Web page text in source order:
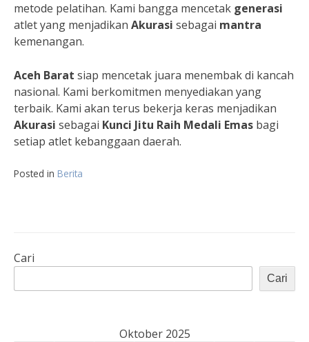
metode pelatihan. Kami bangga mencetak generasi
atlet yang menjadikan Akurasi sebagai mantra
kemenangan.
Aceh Barat siap mencetak juara menembak di kancah
nasional. Kami berkomitmen menyediakan yang
terbaik. Kami akan terus bekerja keras menjadikan
Akurasi sebagai Kunci Jitu Raih Medali Emas bagi
setiap atlet kebanggaan daerah.
Posted in Berita
Cari
Cari
Oktober 2025